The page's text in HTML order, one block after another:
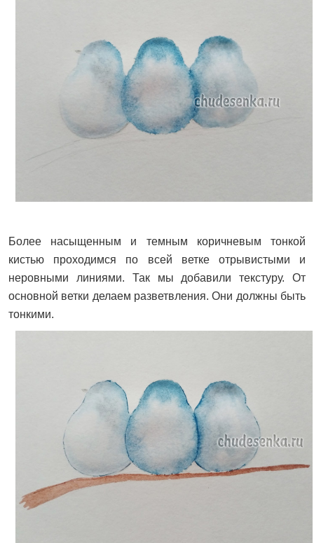
Более насыщенным и темным коричневым тонкой
кистью проходимся по всей ветке отрывистыми и
неровными линиями. Так мы добавили текстуру. От
основной ветки делаем разветвления. Они должны быть
тонкими.